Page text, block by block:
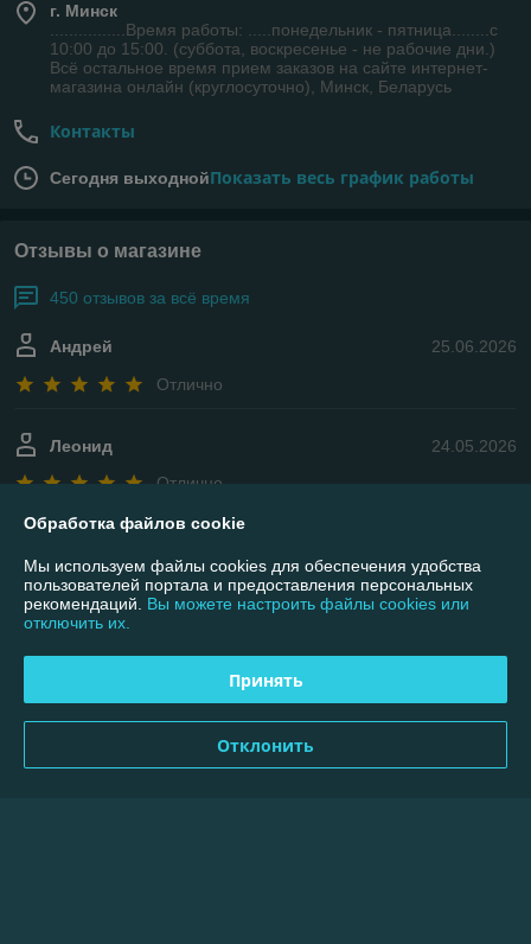
г. Минск
................Время работы: .....понедельник - пятница........с
10:00 до 15:00. (суббота, воскресенье - не рабочие дни.)
Всё остальное время прием заказов на сайте интернет-
магазина онлайн (круглосуточно), Минск, Беларусь
Контакты
Сегодня выходнойПоказать весь график работы
Отзывы о магазине
450 отзывов за всё время
25.06.2026
Андрей
Отлично
24.05.2026
Леонид
Отлично
Показать все отзывы
О нас
Контакты
Доставка и оплата
Обработка файлов cookie
Мы используем файлы cookies для обеспечения удобства
пользователей портала и предоставления персональных
рекомендаций. Вы можете настроить файлы cookies или
отключить их.
Принять
Отклонить